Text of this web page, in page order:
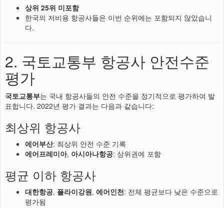
상위 25위 미포함
한국의 저비용 항공사들은 이번 순위에는 포함되지 않았습니
다.
2. 국토교통부 항공사 안전수준
평가
국토교통부는 국내 항공사들의 안전 수준을 정기적으로 평가하여 발
표합니다. 2022년 평가 결과는 다음과 같습니다:
최상위 항공사
에어부산: 최상위 안전 수준 기록
에어프레미아, 아시아나항공: 상위권에 포함
평균 이하 항공사
대한항공, 플라이강원, 에어인천: 전체 평균보다 낮은 수준으로
평가됨